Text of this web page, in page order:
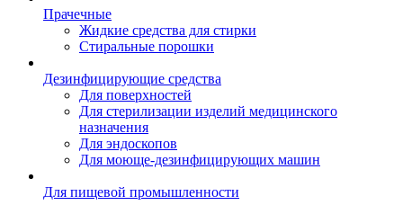
Прачечные
Жидкие средства для стирки
Стиральные порошки
Дезинфицирующие средства
Для поверхностей
Для стерилизации изделий медицинского
назначения
Для эндоскопов
Для моюще-дезинфицирующих машин
Для пищевой промышленности